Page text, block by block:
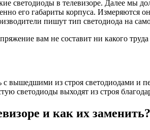
светодиоды в телевизоре. Далее мы
его габариты корпуса. Измеряются
пишут тип светодиода на
вам не составит ни какого
вышедшими из строя светодиодами и
светодиоды выходят из строя
и как их заменить?